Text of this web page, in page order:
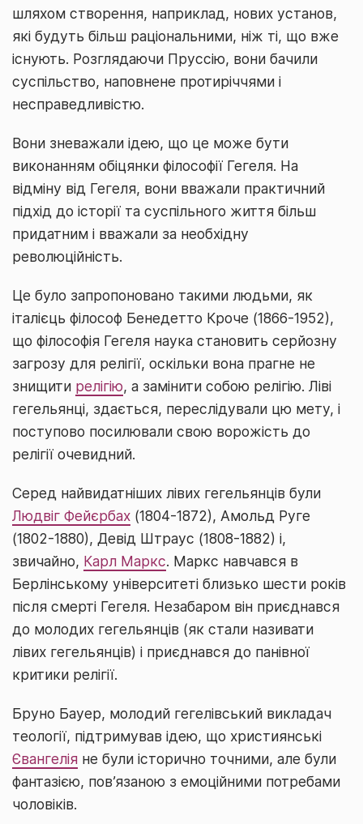
шляхом створення, наприклад, нових установ,
які будуть більш раціональними, ніж ті, що вже
існують. Розглядаючи Пруссію, вони бачили
суспільство, наповнене протиріччями і
несправедливістю.
Вони зневажали ідею, що це може бути
виконанням обіцянки філософії Гегеля. На
відміну від Гегеля, вони вважали практичний
підхід до історії та суспільного життя більш
придатним і вважали за необхідну
революційність.
Це було запропоновано такими людьми, як
італієць філософ Бенедетто Кроче (1866-1952),
що філософія Гегеля наука становить серйозну
загрозу для релігії, оскільки вона прагне не
знищити релігію, а замінити собою релігію. Ліві
гегельянці, здається, переслідували цю мету, і
поступово посилювали свою ворожість до
релігії очевидний.
Серед найвидатніших лівих гегельянців були
Людвіг Фейєрбах (1804-1872), Амольд Руге
(1802-1880), Девід Штраус (1808-1882) і,
звичайно, Карл Маркс. Маркс навчався в
Берлінському університеті близько шести років
після смерті Гегеля. Незабаром він приєднався
до молодих гегельянців (як стали називати
лівих гегельянців) і приєднався до панівної
критики релігії.
Бруно Бауер, молодий гегелівський викладач
теології, підтримував ідею, що християнські
Євангелія не були історично точними, але були
фантазією, пов’язаною з емоційними потребами
чоловіків.